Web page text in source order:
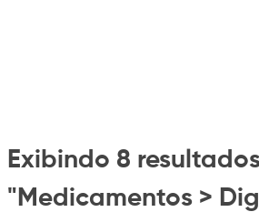
Exibindo 8
"Medicamentos >